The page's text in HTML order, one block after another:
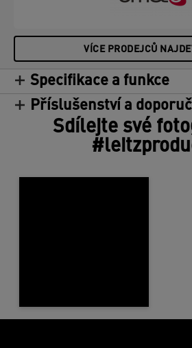
VÍCE PRODEJCŮ
Specifikace a funkce
Příslušenství a
Sdílejte své